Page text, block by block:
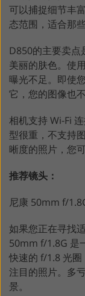
可以捕捉细节丰
态范围，适合那
D850的主要卖点
美丽的肤色。使
曝光不足。即使
它，您的图像也
相机支持 Wi-Fi
型很重，不支持
晰度的照片，您
推荐镜头：
尼康 50mm f/
如果您正在寻找
50mm f/1.8G 是
快速的 f/1.8 光圈
注目的照片。多
景。